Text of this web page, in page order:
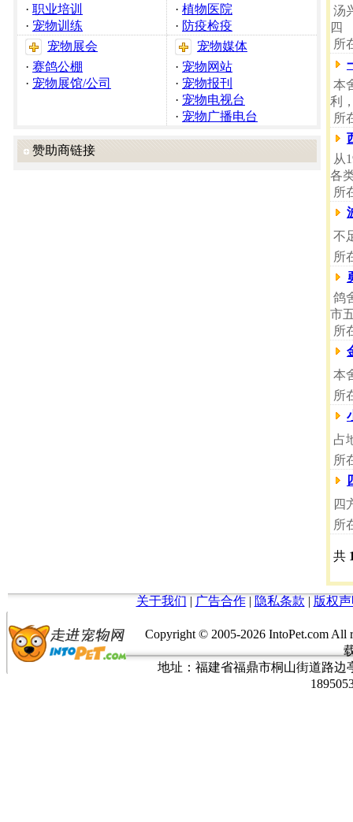
· 职业培训
· 宠物训练
宠物展会
· 赛鸽公棚
· 宠物展馆/公司
· 植物医院
· 防疫检疫
宠物媒体
· 宠物网站
· 宠物报刊
· 宠物电视台
· 宠物广播电台
赞助商链接
汤
四
所
本
利
所
从
各
所
不
所
鸽
市
所
本
所
占
所
四
所
共
关于我们 | 广告合作| 隐私条款 | 版权
Copyright © 2005-2026 IntoPet.com
地址：福建省福鼎市桐山街道路边